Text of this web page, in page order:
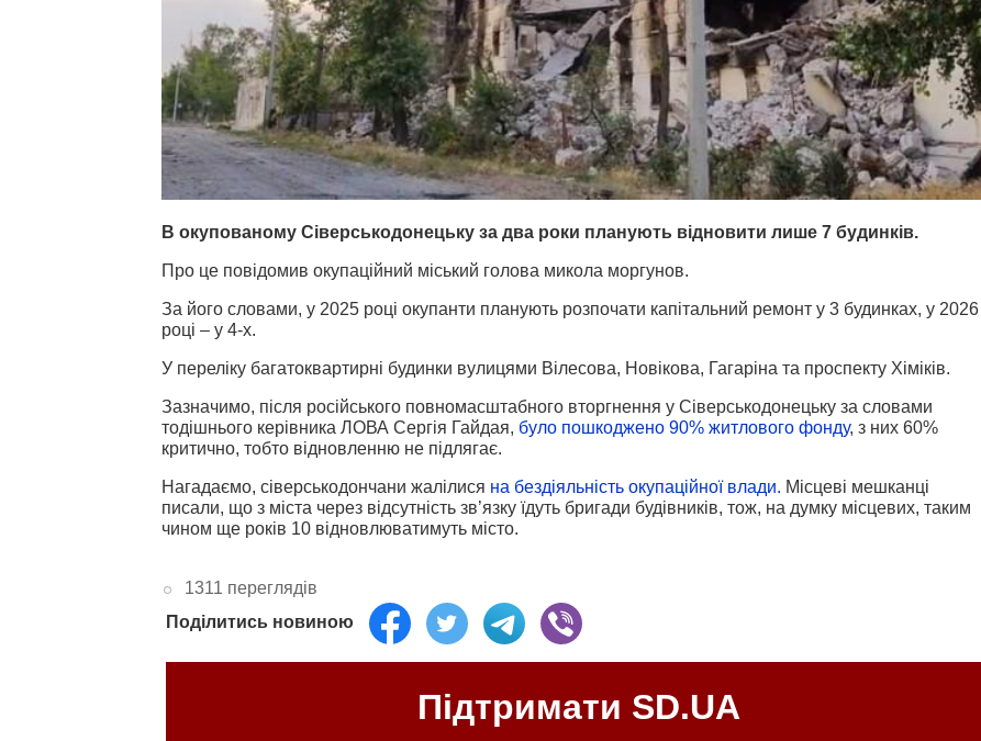
В окупованому Сіверськодонецьку за два роки планують відновити лише 7 будинків.
Про це повідомив окупаційний міський голова микола моргунов.
За його словами, у 2025 році окупанти планують розпочати капітальний ремонт у 3 будинках, у 2026
році – у 4-х.
У переліку багатоквартирні будинки вулицями Вілесова, Новікова, Гагаріна та проспекту Хіміків.
Зазначимо, після російського повномасштабного вторгнення у Сіверськодонецьку за словами
тодішнього керівника ЛОВА Сергія Гайдая, було пошкоджено 90% житлового фонду, з них 60%
критично, тобто відновленню не підлягає.
Нагадаємо, сіверськодончани жалілися на бездіяльність окупаційної влади. Місцеві мешканці
писали, що з міста через відсутність зв’язку їдуть бригади будівників, тож, на думку місцевих, таким
чином ще років 10 відновлюватимуть місто.
1311 переглядів
Поділитись новиною
Підтримати SD.UA